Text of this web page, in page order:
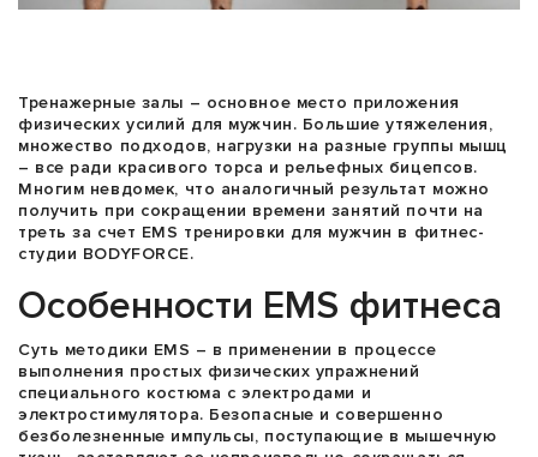
Тренажерные залы – основное место приложения
физических усилий для мужчин. Большие утяжеления,
множество подходов, нагрузки на разные группы мышц
– все ради красивого торса и рельефных бицепсов.
Многим невдомек, что аналогичный результат можно
получить при сокращении времени занятий почти на
треть за счет EMS тренировки для мужчин в фитнес-
студии BODYFORCE.
Особенности EMS фитнеса
Суть методики EMS – в применении в процессе
выполнения простых физических упражнений
специального костюма с электродами и
электростимулятора. Безопасные и совершенно
безболезненные импульсы, поступающие в мышечную